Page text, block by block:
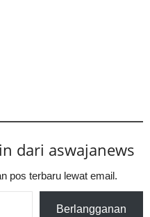
dari aswajanews
pos terbaru lewat email.
Berlangganan